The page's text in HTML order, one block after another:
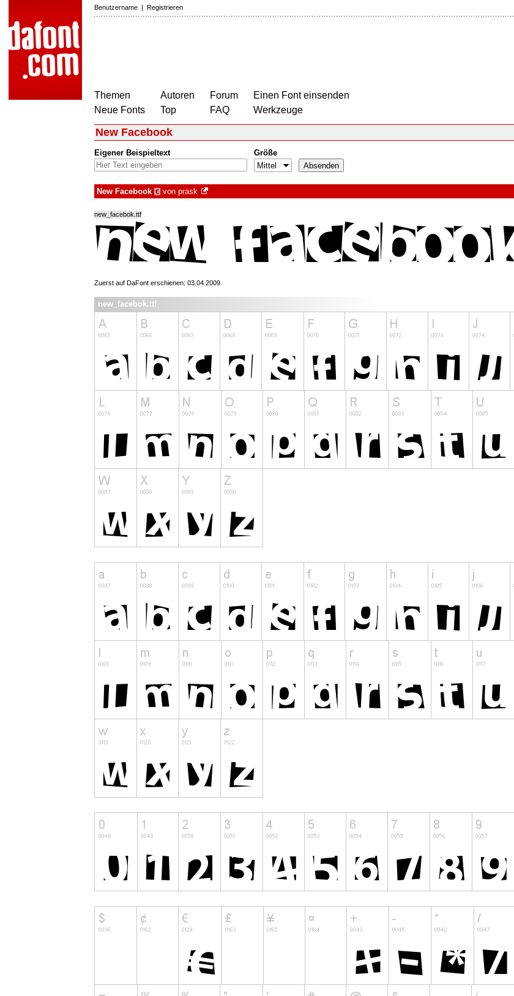
Benutzername | Registrieren
Themen
Neue Fonts
Autoren
Top
Forum
FAQ
Einen Font einsenden
Werkzeuge
New Facebook
Eigener Beispieltext Größe
New Facebook € von prask
new_facebok.ttf
Zuerst auf DaFont erschienen: 03.04.2009
new_facebok.ttf